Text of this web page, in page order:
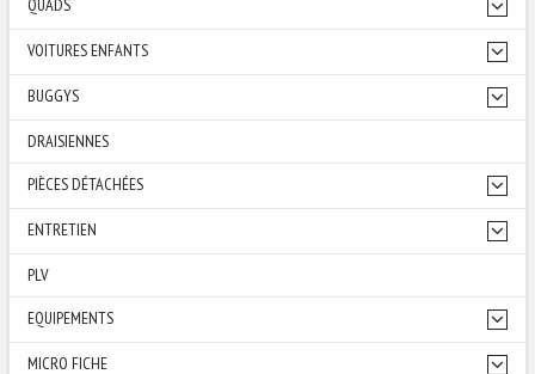
QUADS
VOITURES ENFANTS
BUGGYS
DRAISIENNES
PIÈCES DÉTACHÉES
ENTRETIEN
PLV
EQUIPEMENTS
MICRO FICHE